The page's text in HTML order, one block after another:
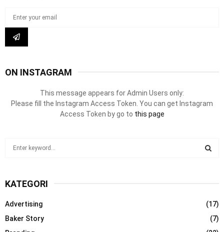
ON INSTAGRAM
This message appears for Admin Users only:
Please fill the Instagram Access Token. You can get Instagram
Access Token by go to this page
c
f
o
A
R
KATEGORI
Advertising
(17)
Baker Story
(7)